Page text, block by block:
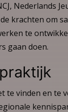
Nederlands
krachten om
te
gaan doen.
te vinden en te